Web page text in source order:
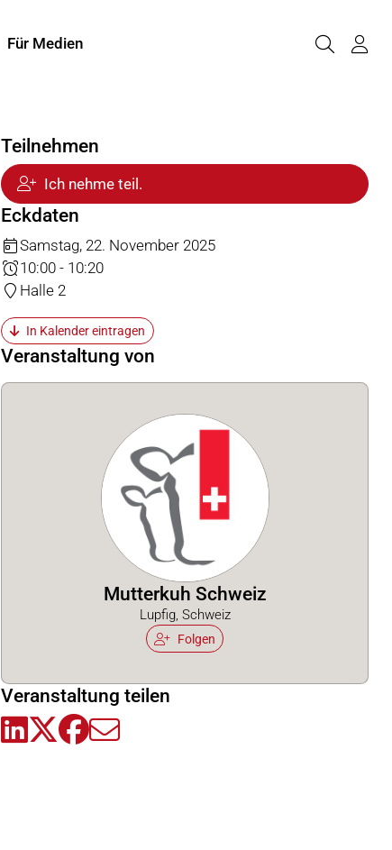
Für Medien
Teilnehmen
Ich nehme teil.
Eckdaten
Samstag, 22. November 2025
10:00 - 10:20
Halle 2
In Kalender eintragen
Veranstaltung von
Mutterkuh Schweiz
Lupfig, Schweiz
Folgen
Veranstaltung teilen